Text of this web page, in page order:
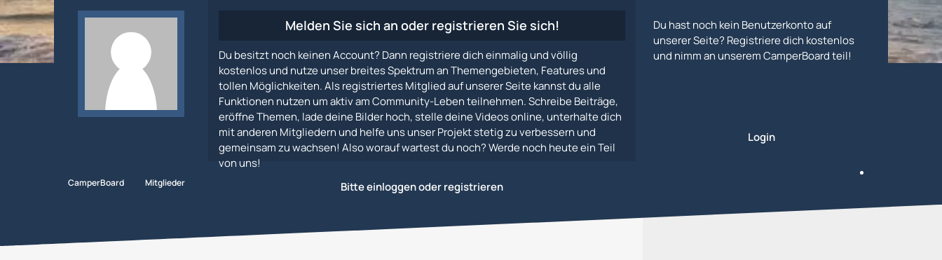
Melden Sie sich an oder registrieren Sie sich!
Du besitzt noch keinen Account? Dann registriere dich einmalig und völlig
kostenlos und nutze unser breites Spektrum an Themengebieten, Features und
tollen Möglichkeiten. Als registriertes Mitglied auf unserer Seite kannst du alle
Funktionen nutzen um aktiv am Community-Leben teilnehmen. Schreibe Beiträge,
eröffne Themen, lade deine Bilder hoch, stelle deine Videos online, unterhalte dich
mit anderen Mitgliedern und helfe uns unser Projekt stetig zu verbessern und
gemeinsam zu wachsen! Also worauf wartest du noch? Werde noch heute ein Teil
von uns!
Bitte einloggen oder registrieren
Du hast noch kein Benutzerkonto auf
unserer Seite? Registriere dich kostenlos
und nimm an unserem CamperBoard teil!
Login
CamperBoard Mitglieder